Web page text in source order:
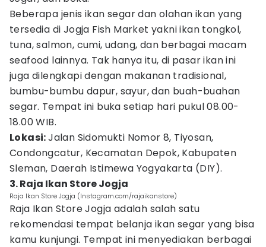
Beberapa jenis ikan segar dan olahan ikan yang
tersedia di Jogja Fish Market yakni ikan tongkol,
tuna, salmon, cumi, udang, dan berbagai macam
seafood lainnya. Tak hanya itu, di pasar ikan ini
juga dilengkapi dengan makanan tradisional,
bumbu-bumbu dapur, sayur, dan buah-buahan
segar. Tempat ini buka setiap hari pukul 08.00-
18.00 WIB.
Lokasi:Jalan Sidomukti Nomor 8, Tiyosan,
Condongcatur, Kecamatan Depok, Kabupaten
Sleman, Daerah Istimewa Yogyakarta (DIY).
3. Raja Ikan Store Jogja
Raja Ikan Store Jogja (Instagram.com/rajaikanstore)
Raja Ikan Store Jogja adalah salah satu
rekomendasi tempat belanja ikan segar yang bisa
kamu kunjungi. Tempat ini menyediakan berbagai